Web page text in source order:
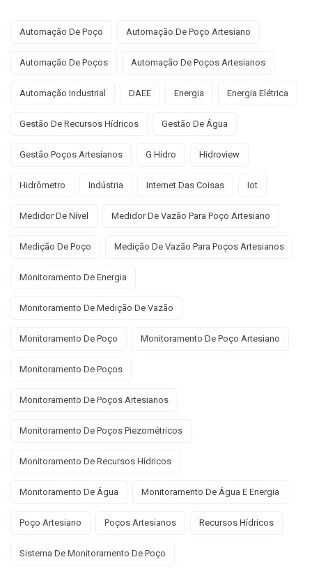
Automação De Poço Automação De Poço Artesiano
Automação De Poços Automação De Poços Artesianos
Automação Industrial DAEE Energia Energia Elétrica
Gestão De Recursos Hídricos Gestão De Água
Gestão Poços Artesianos G Hidro Hidroview
Hidrômetro Indústria Internet Das Coisas Iot
Medidor De Nível Medidor De Vazão Para Poço Artesiano
Medição De Poço Medição De Vazão Para Poços Artesianos
Monitoramento De Energia
Monitoramento De Medição De Vazão
Monitoramento De Poço Monitoramento De Poço Artesiano
Monitoramento De Poços
Monitoramento De Poços Artesianos
Monitoramento De Poços Piezométricos
Monitoramento De Recursos Hídricos
Monitoramento De Água Monitoramento De Água E Energia
Poço Artesiano Poços Artesianos Recursos Hídricos
Sistema De Monitoramento De Poço